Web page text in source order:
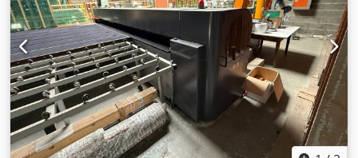
systeem – industriële warmtebehandelingsinstallatie met 6
identieke ovenwagens en een koelsysteem. Te koop
aangeboden: een complete industriële
warmtebehandelingsinstallatie, bestaande uit 6 identieke
ovenwagens van het type HW150-3520-1100, inclusief
bijbehorend koelbad en centrale installatietechniek. De
aangeboden installatie is een volledig afgestemde
productielijn voor veeleisende thermische processen. Alle
zes ovenwagens zijn identiek uitgevoerd, waardoor een